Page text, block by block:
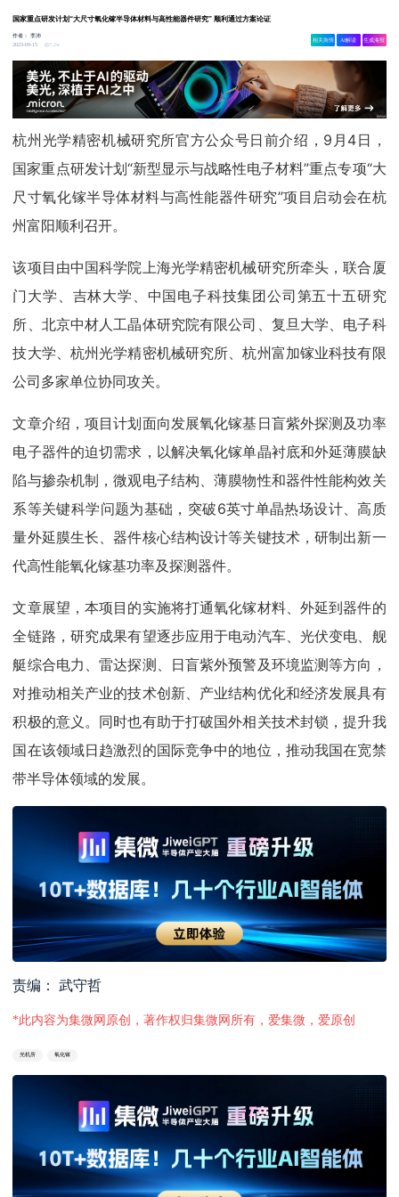
国家重点研发计划“大尺寸氧化镓半导体材料与高性能器件研究” 顺利通过方案论证
作者：李沛
2023-09-15
7.2w
相关舆情 AI解读 生成海报
杭州光学精密机械研究所官方公众号日前介绍，9月4日，
国家重点研发计划“新型显示与战略性电子材料”重点专项“大
尺寸氧化镓半导体材料与高性能器件研究”项目启动会在杭
州富阳顺利召开。
该项目由中国科学院上海光学精密机械研究所牵头，联合厦
门大学、吉林大学、中国电子科技集团公司第五十五研究
所、北京中材人工晶体研究院有限公司、复旦大学、电子科
技大学、杭州光学精密机械研究所、杭州富加镓业科技有限
公司多家单位协同攻关。
文章介绍，项目计划面向发展氧化镓基日盲紫外探测及功率
电子器件的迫切需求，以解决氧化镓单晶衬底和外延薄膜缺
陷与掺杂机制，微观电子结构、薄膜物性和器件性能构效关
系等关键科学问题为基础，突破6英寸单晶热场设计、高质
量外延膜生长、器件核心结构设计等关键技术，研制出新一
代高性能氧化镓基功率及探测器件。
文章展望，本项目的实施将打通氧化镓材料、外延到器件的
全链路，研究成果有望逐步应用于电动汽车、光伏变电、舰
艇综合电力、雷达探测、日盲紫外预警及环境监测等方向，
对推动相关产业的技术创新、产业结构优化和经济发展具有
积极的意义。同时也有助于打破国外相关技术封锁，提升我
国在该领域日趋激烈的国际竞争中的地位，推动我国在宽禁
带半导体领域的发展。
责编： 武守哲
*此内容为集微网原创，著作权归集微网所有，爱集微，爱原创
光机所 氧化镓